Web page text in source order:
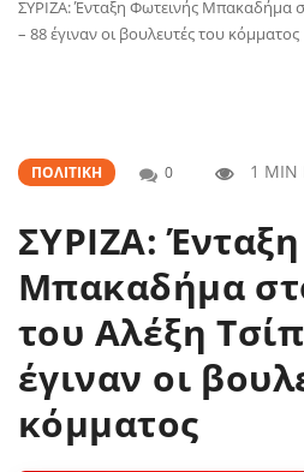
ΣΥΡΙΖΑ: Ένταξη Φωτεινής Μπακαδήμα
– 88 έγιναν οι βουλευτές του κόμματος
ΠΟΛΙΤΙΚΉ 0 1 MIN
ΣΥΡΙΖΑ:
Μπακαδήμα
του Αλέξη
έγιναν οι
κόμματος